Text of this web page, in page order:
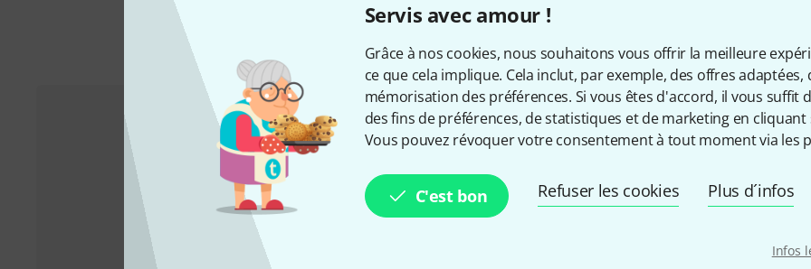
Servis avec amour !
Grâce à nos cookies, nous souhaitons vous offrir la meilleure
ce que cela implique. Cela inclut, par exemple, des offres
mémorisation des préférences. Si vous êtes d'accord, il vous suffit
des fins de préférences, de statistiques et de marketing en
Vous pouvez révoquer votre consentement à tout moment via les
C'est bon Refuser les cookies Plus d´infos
Infos
Comment nous contacter
Service Client France
Notre service client est à votre
Préparer le numéro client